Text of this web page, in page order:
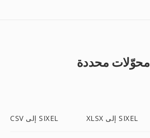
محوّلات محددة
CSV إلى SIXEL XLSX إلى SIXEL